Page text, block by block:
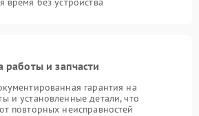
работы и запчасти
гарантия на
и установленные детали, что
повторных неисправностей